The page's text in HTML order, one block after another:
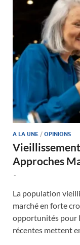
A LA UNE / OPINIONS
Approches
-
La population
marché en forte
opportunités pour
récentes mettent